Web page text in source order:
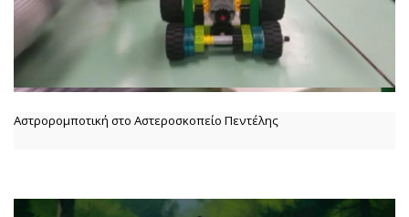
Αστρορομποτική στο Αστεροσκοπείο Πεντέλης